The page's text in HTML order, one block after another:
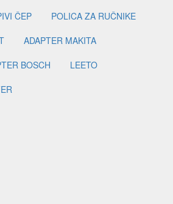
ČEP
POLICA ZA RUČNIKE
ADAPTER MAKITA
BOSCH
LEETO